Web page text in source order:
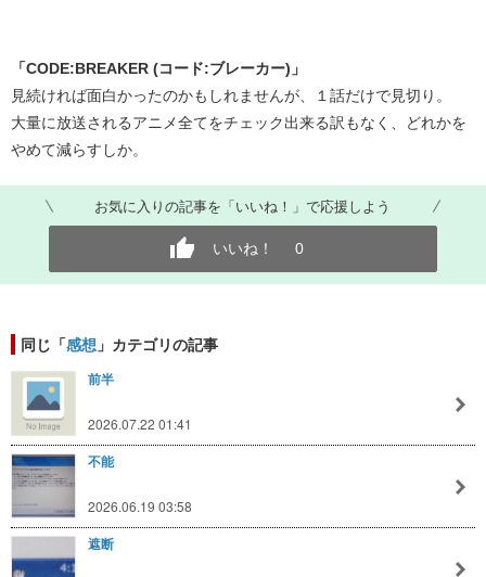
「CODE:BREAKER (コード:ブレーカー)」
見続ければ面白かったのかもしれませんが、１話だけで見切り。
大量に放送されるアニメ全てをチェック出来る訳もなく、どれかを
やめて減らすしか。
お気に入りの記事を「いいね！」で応援しよう
いいね！ 0
同じ「感想 」カテゴリの記事
前半
2026.07.22 01:41
不能
2026.06.19 03:58
遮断